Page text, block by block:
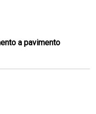
a pavimento